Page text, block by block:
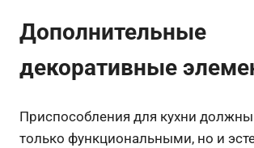
Дополнительные
декоративные
Приспособления для кухни
только функциональными, но и